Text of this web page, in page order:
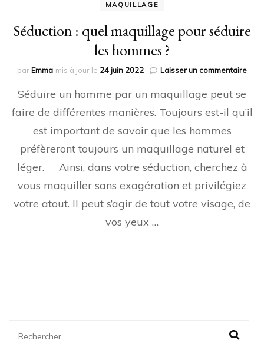
MAQUILLAGE
Séduction : quel maquillage pour séduire
les hommes ?
par Emma mis à jour le 24 juin 2022 Laisser un commentairesur
Séduire un homme par un maquillage peut se
faire de différentes manières. Toujours est-il qu’il
est important de savoir que les hommes
préfèreront toujours un maquillage naturel et
léger. Ainsi, dans votre séduction, cherchez à
vous maquiller sans exagération et privilégiez
votre atout. Il peut s’agir de tout votre visage, de
vos yeux …
Rechercher :